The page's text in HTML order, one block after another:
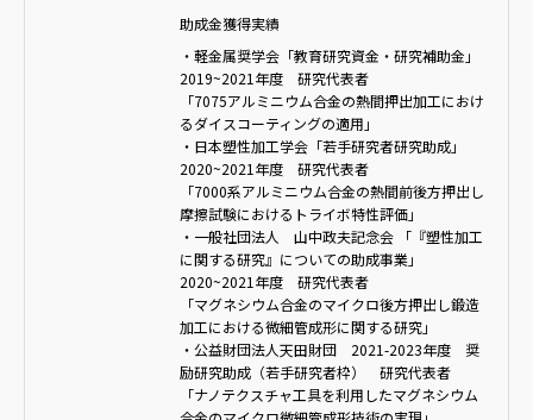
助成金獲得実績
・軽金属奨学会「教育研究資金・研究補助金」
2019~2021年度 研究代表者
「7075アルミニウム合金の熱間押出加工におけ
るダイスコーティングの適用」
・日本塑性加工学会「若手研究者研究助成」
2020~2021年度 研究代表者
「7000系アルミニウム合金の熱間前後方押出し
摩擦試験におけるトライボ特性評価」
・一般社団法人 山中政夫記念会 「『塑性加工
に関する研究』についての助成事業」
2020~2021年度 研究代表者
「マグネシウム合金のマイクロ後方押出し鍛造
加工における微細管成形に関する研究」
・公益財団法人天田財団 2021-2023年度 奨
励研究助成（若手研究者枠） 研究代表者
「ナノテクスチャ工具を利用したマグネシウム